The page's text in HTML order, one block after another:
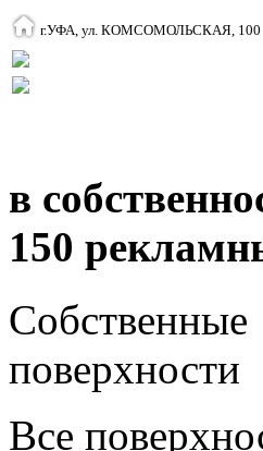
г.УФА, ул. КОМСОМОЛЬСКАЯ, 100
в
150
Собственные
поверхности
Все